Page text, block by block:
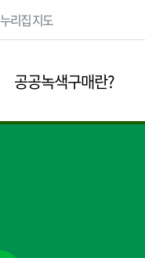
누리집 지도
공공녹색구매란?